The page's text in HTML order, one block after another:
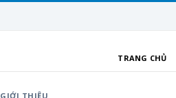
TRANG CHỦ
GIỚI THIỆU